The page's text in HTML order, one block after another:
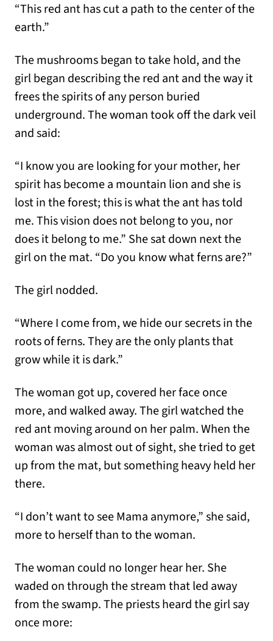
“This red ant has cut a path to the center of the
earth.”
The mushrooms began to take hold, and the
girl began describing the red ant and the way it
frees the spirits of any person buried
underground. The woman took off the dark veil
and said:
“I know you are looking for your mother, her
spirit has become a mountain lion and she is
lost in the forest; this is what the ant has told
me. This vision does not belong to you, nor
does it belong to me.” She sat down next the
girl on the mat. “Do you know what ferns are?”
The girl nodded.
“Where I come from, we hide our secrets in the
roots of ferns. They are the only plants that
grow while it is dark.”
The woman got up, covered her face once
more, and walked away. The girl watched the
red ant moving around on her palm. When the
woman was almost out of sight, she tried to get
up from the mat, but something heavy held her
there.
“I don’t want to see Mama anymore,” she said,
more to herself than to the woman.
The woman could no longer hear her. She
waded on through the stream that led away
from the swamp. The priests heard the girl say
once more: